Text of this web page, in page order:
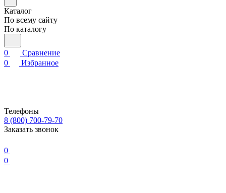
Каталог
По всему сайту
По каталогу
0
Сравнение
0
Избранное
Телефоны
8 (800) 700-79-70
Заказать звонок
0
0